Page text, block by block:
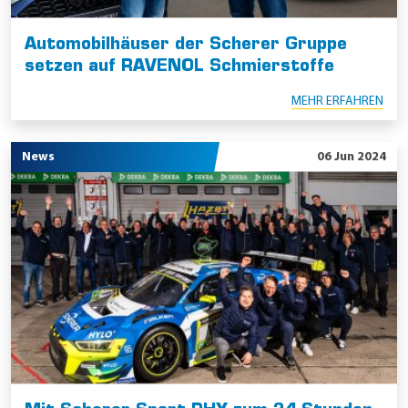
Automobilhäuser der Scherer Gruppe
setzen auf RAVENOL Schmierstoffe
MEHR ERFAHREN
News 06 Jun 2024